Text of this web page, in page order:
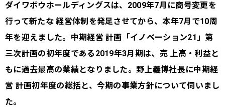
ダイワボウホールディングスは、2009年7月に商号変更を
行って新たな 経営体制を発足させてから、本年7月で10周
年を迎えました。中期経営 計画「イノベーション21」第
三次計画の初年度である2019年3月期は、売 上高・利益と
もに過去最高の業績となりました。野上義博社長に中期経
営 計画初年度の総括と、今期の事業方針について伺いまし
た。